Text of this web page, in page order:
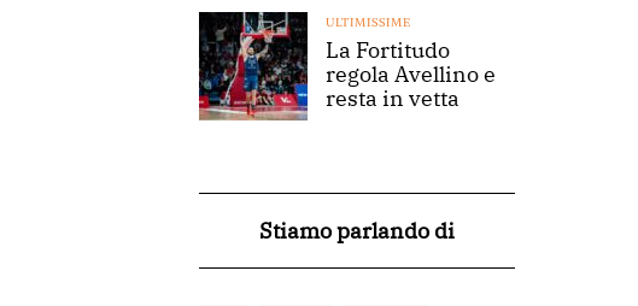
ULTIMISSIME
La Fortitudo
regola Avellino e
resta in vetta
Stiamo parlando di